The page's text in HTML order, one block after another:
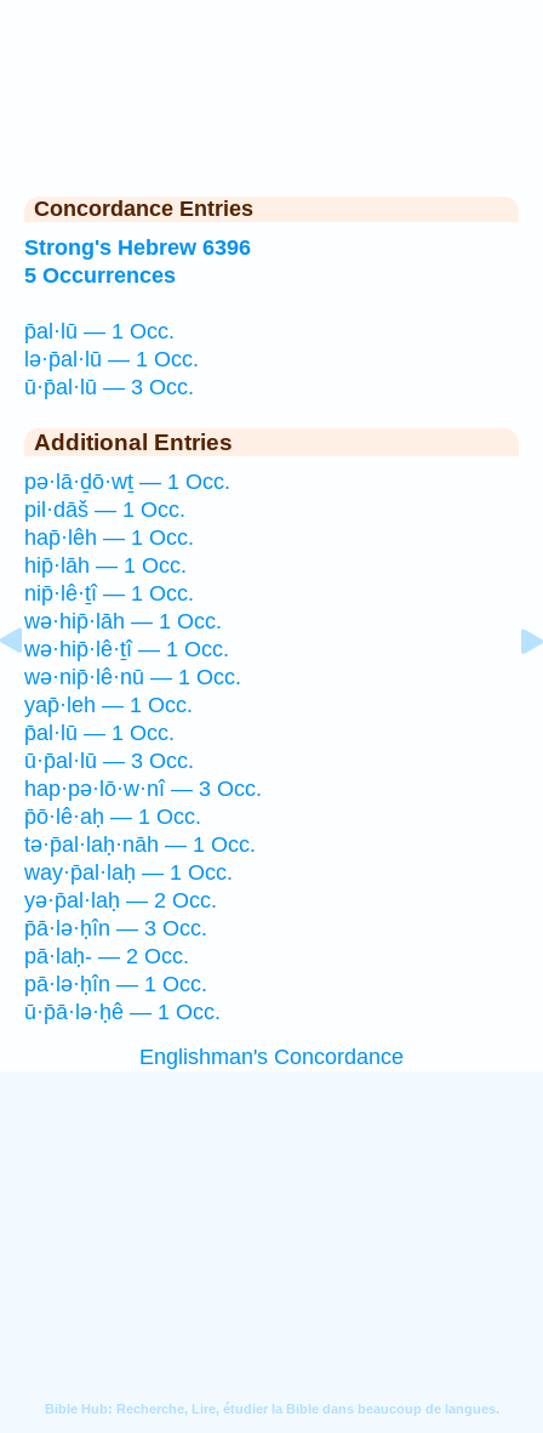
Concordance Entries
Strong's Hebrew 6396
5 Occurrences
p̄al·lū — 1 Occ.
lə·p̄al·lū — 1 Occ.
ū·p̄al·lū — 3 Occ.
Additional Entries
pə·lā·ḏō·wṯ — 1 Occ.
pil·dāš — 1 Occ.
hap̄·lêh — 1 Occ.
hip̄·lāh — 1 Occ.
nip̄·lê·ṯî — 1 Occ.
wə·hip̄·lāh — 1 Occ.
wə·hip̄·lê·ṯî — 1 Occ.
wə·nip̄·lê·nū — 1 Occ.
yap̄·leh — 1 Occ.
p̄al·lū — 1 Occ.
ū·p̄al·lū — 3 Occ.
hap·pə·lō·w·nî — 3 Occ.
p̄ō·lê·aḥ — 1 Occ.
tə·p̄al·laḥ·nāh — 1 Occ.
way·p̄al·laḥ — 1 Occ.
yə·p̄al·laḥ — 2 Occ.
p̄ā·lə·ḥîn — 3 Occ.
pā·laḥ- — 2 Occ.
pā·lə·ḥîn — 1 Occ.
ū·p̄ā·lə·ḥê — 1 Occ.
Englishman's Concordance